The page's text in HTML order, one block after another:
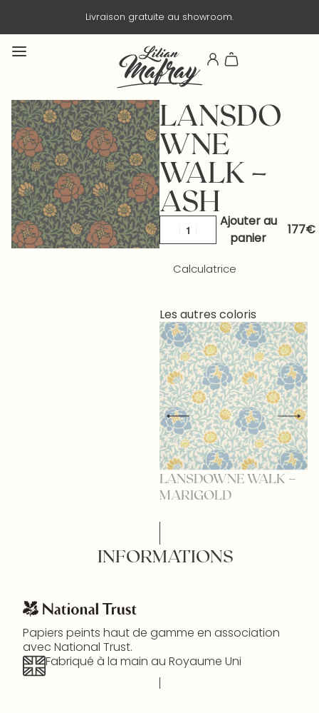
Livraison gratuite au showroom.
LANSDO
WNE
WALK –
ASH
Ajouter au
panier
Calculatrice
Les autres coloris
LANSDOWNE WALK –
MARIGOLD
INFORMATIONS
Papiers peints haut de gamme en association
avec National Trust.
Fabriqué à la main au Royaume Uni